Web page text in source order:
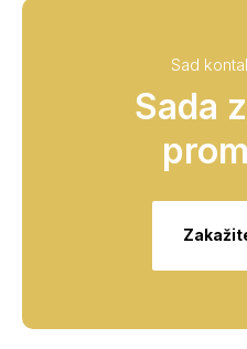
Sad
Sada